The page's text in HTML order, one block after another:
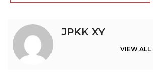
JPKK XY
VIEW ALL